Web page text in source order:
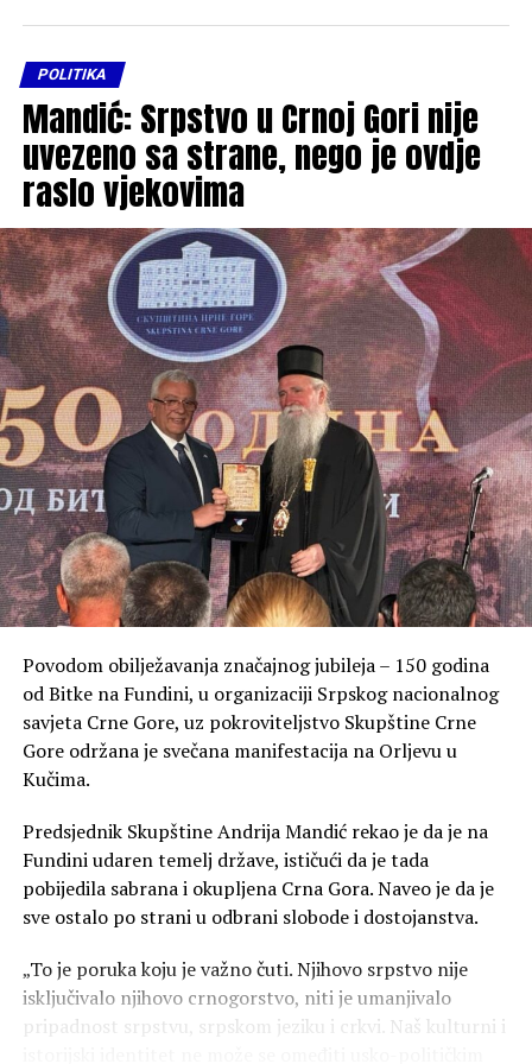
POLITIKA
Mandić: Srpstvo u Crnoj Gori nije
uvezeno sa strane, nego je ovdje
raslo vjekovima
Povodom obilježavanja značajnog jubileja – 150 godina
od Bitke na Fundini, u organizaciji Srpskog nacionalnog
savjeta Crne Gore, uz pokroviteljstvo Skupštine Crne
Gore održana je svečana manifestacija na Orljevu u
Kučima.
Predsjednik Skupštine Andrija Mandić rekao je da je na
Fundini udaren temelj države, ističući da je tada
pobijedila sabrana i okupljena Crna Gora. Naveo je da je
sve ostalo po strani u odbrani slobode i dostojanstva.
„To je poruka koju je važno čuti. Njihovo srpstvo nije
isključivalo njihovo crnogorstvo, niti je umanjivalo
pripadnost srpstvu, srpskom jeziku i crkvi. Naš kulturni i